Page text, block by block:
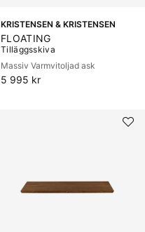
KRISTENSEN & KRISTENSEN
FLOATING
Tilläggsskiva
Massiv Varmvitoljad ask
5 995 kr